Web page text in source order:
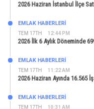
2026 Haziran İstanbul İlçe
TEM 17TH 12:44 PM
EMLAK HABERLERI
2026 İlk 6 Aylık Döneminde
TEM 17TH 11:22 AM
EMLAK HABERLERI
2026 Haziran Ayında 16.565
TEM 17TH 10:31 AM
EMLAK HABERLERI